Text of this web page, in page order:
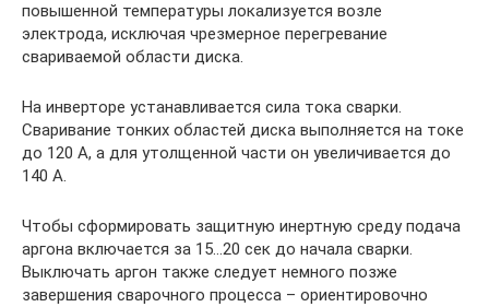
повышенной температуры локализуется возле
электрода, исключая чрезмерное перегревание
свариваемой области диска.
На инверторе устанавливается сила тока сварки.
Сваривание тонких областей диска выполняется на токе
до 120 А, а для утолщенной части он увеличивается до
140 А.
Чтобы сформировать защитную инертную среду подача
аргона включается за 15…20 сек до начала сварки.
Выключать аргон также следует немного позже
завершения сварочного процесса – ориентировочно